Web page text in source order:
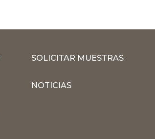
SOLICITAR MUESTRAS
NOTICIAS